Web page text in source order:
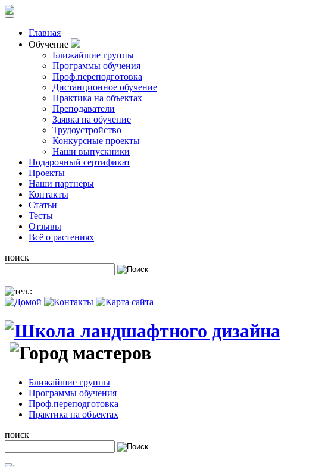
Главная
Обучение
Ближайшие группы
Программы обучения
Проф.переподготовка
Дистанционное обучение
Практика на объектах
Преподаватели
Заявка на обучение
Трудоустройство
Конкурсные проекты
Наши выпускники
Подарочный сертификат
Проекты
Наши партнёры
Контакты
Статьи
Тесты
Отзывы
Всё о растениях
поиск
Ближайшие группы
Программы обучения
Проф.переподготовка
Практика на объектах
поиск